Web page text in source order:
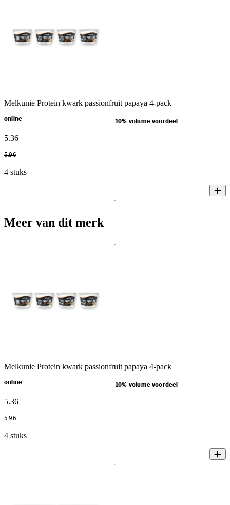
Melkunie Protein kwark passionfruit papaya 4-pack
online 10% volume voordeel
5.36
5.96
4 stuks
Meer van dit merk
Melkunie Protein kwark passionfruit papaya 4-pack
online 10% volume voordeel
5.36
5.96
4 stuks